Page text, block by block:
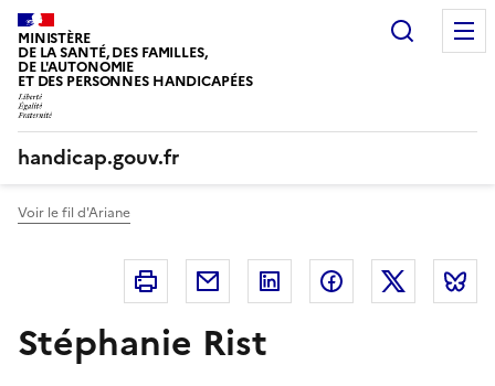
Panneau de gestion des cookies
MINISTÈRE
DE LA SANTÉ, DES FAMILLES,
DE L'AUTONOMIE
ET DES PERSONNES HANDICAPÉES
handicap.gouv.fr
Voir le fil d'Ariane
Imprimer Courriel Linkedin FacebookTwitter
Stéphanie Rist